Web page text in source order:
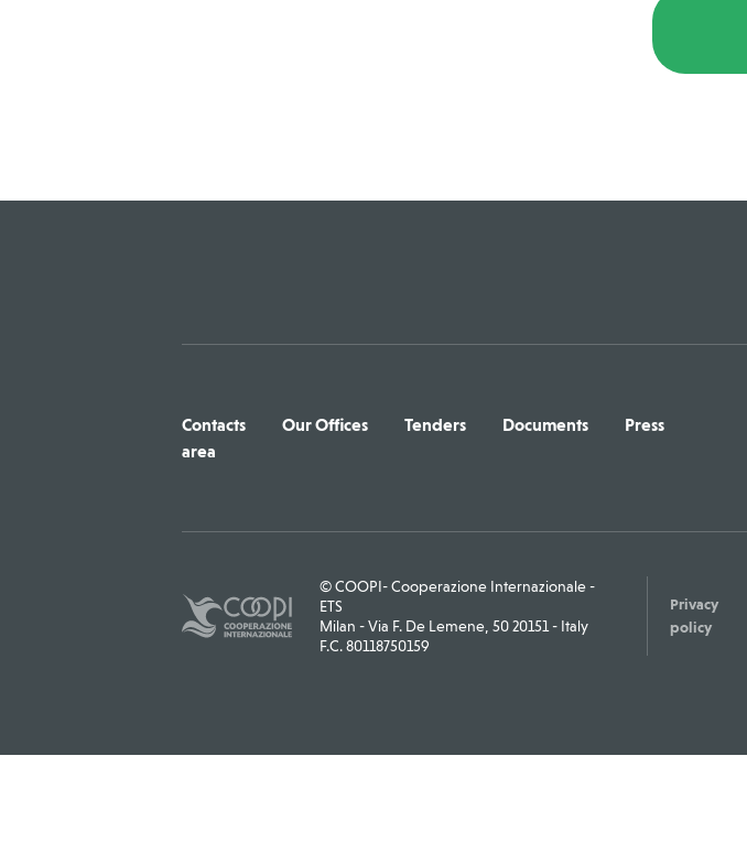
Contacts Our Offices Tenders Documents
Press
area
© COOPI- Cooperazione Internazionale -
ETS
Milan - Via F. De Lemene, 50 20151 - Italy
F.C. 80118750159
Privacy
policy